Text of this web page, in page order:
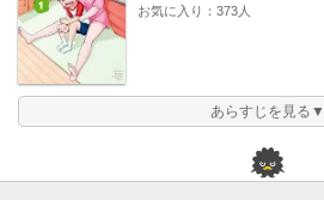
お気に入り：373人
あらすじを見る▼